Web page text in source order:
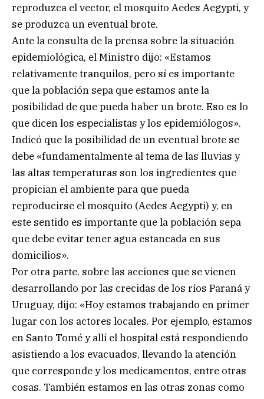
reproduzca el vector, el mosquito Aedes Aegypti, y
se produzca un eventual brote.
Ante la consulta de la prensa sobre la situación
epidemiológica, el Ministro dijo: «Estamos
relativamente tranquilos, pero sí es importante
que la población sepa que estamos ante la
posibilidad de que pueda haber un brote. Eso es lo
que dicen los especialistas y los epidemiólogos».
Indicó que la posibilidad de un eventual brote se
debe «fundamentalmente al tema de las lluvias y
las altas temperaturas son los ingredientes que
propician el ambiente para que pueda
reproducirse el mosquito (Aedes Aegypti) y, en
este sentido es importante que la población sepa
que debe evitar tener agua estancada en sus
domicilios».
Por otra parte, sobre las acciones que se vienen
desarrollando por las crecidas de los ríos Paraná y
Uruguay, dijo: «Hoy estamos trabajando en primer
lugar con los actores locales. Por ejemplo, estamos
en Santo Tomé y allí el hospital está respondiendo
asistiendo a los evacuados, llevando la atención
que corresponde y los medicamentos, entre otras
cosas. También estamos en las otras zonas como